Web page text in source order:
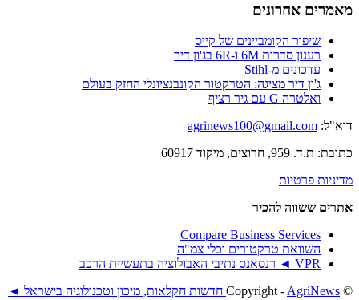
מאמרים אחרונים
שיפור הקומביינים של קייס
רענון סדרות 6M ו-6R בג'ון דיר
עדכונים מ-Stihl
ג'ון דיר מציגה: הטרקטור הקונבנציונלי החזק בעולם
ואלטרה G עם גיר רציף
דוא"ל: agrinews100@gmail.com
כתובת: ת.ד. 959, חרוצים, מיקוד 60917
מדיניות פרטיות
אתרים ששווה להכיר
Compare Business Services
השוואת טרקטורים וכלי צמ"ה
VPR ◄ רנסאנס נתיבי האבולוציה בתעשיית הרכב
© ‫Copyright -
AgriNews חדשות חקלאות, מיכון וטכנולוגיה בישראל ◄